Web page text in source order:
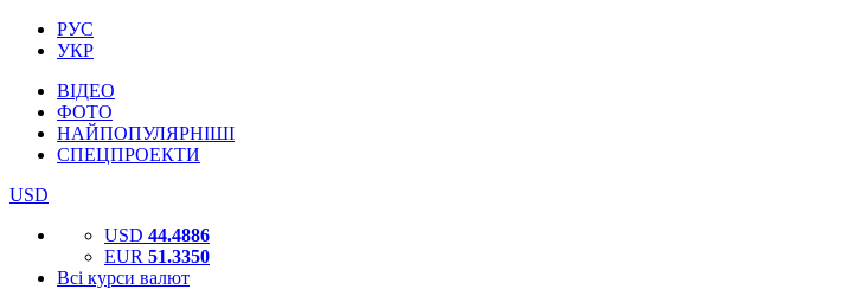
РУС
УКР
ВІДЕО
ФОТО
НАЙПОПУЛЯРНІШІ
СПЕЦПРОЕКТИ
USD
USD 44.4886
EUR 51.3350
Всі курси валют